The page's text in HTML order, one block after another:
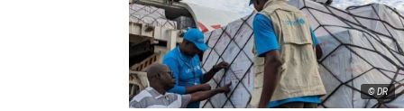
© DR